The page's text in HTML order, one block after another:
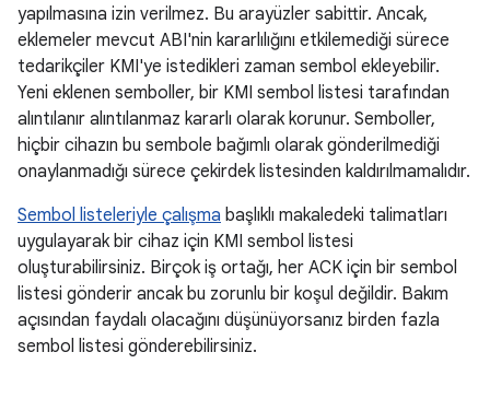
yapılmasına izin verilmez. Bu arayüzler sabittir. Ancak,
eklemeler mevcut ABI'nin kararlılığını etkilemediği sürece
tedarikçiler KMI'ye istedikleri zaman sembol ekleyebilir.
Yeni eklenen semboller, bir KMI sembol listesi tarafından
alıntılanır alıntılanmaz kararlı olarak korunur. Semboller,
hiçbir cihazın bu sembole bağımlı olarak gönderilmediği
onaylanmadığı sürece çekirdek listesinden kaldırılmamalıdır.
Sembol listeleriyle çalışma başlıklı makaledeki talimatları
uygulayarak bir cihaz için KMI sembol listesi
oluşturabilirsiniz. Birçok iş ortağı, her ACK için bir sembol
listesi gönderir ancak bu zorunlu bir koşul değildir. Bakım
açısından faydalı olacağını düşünüyorsanız birden fazla
sembol listesi gönderebilirsiniz.